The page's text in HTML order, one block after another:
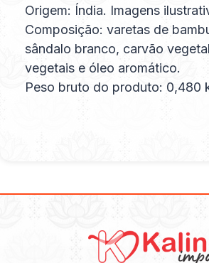
Origem: Índia. Imagens
Composição: varetas de
sândalo branco, carvão
vegetais e óleo aromático.
Peso bruto do produto: 0,480